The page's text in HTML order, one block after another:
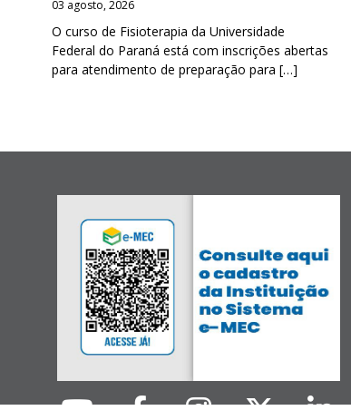
03 agosto, 2026
O curso de Fisioterapia da Universidade
Federal do Paraná está com inscrições abertas
para atendimento de preparação para […]